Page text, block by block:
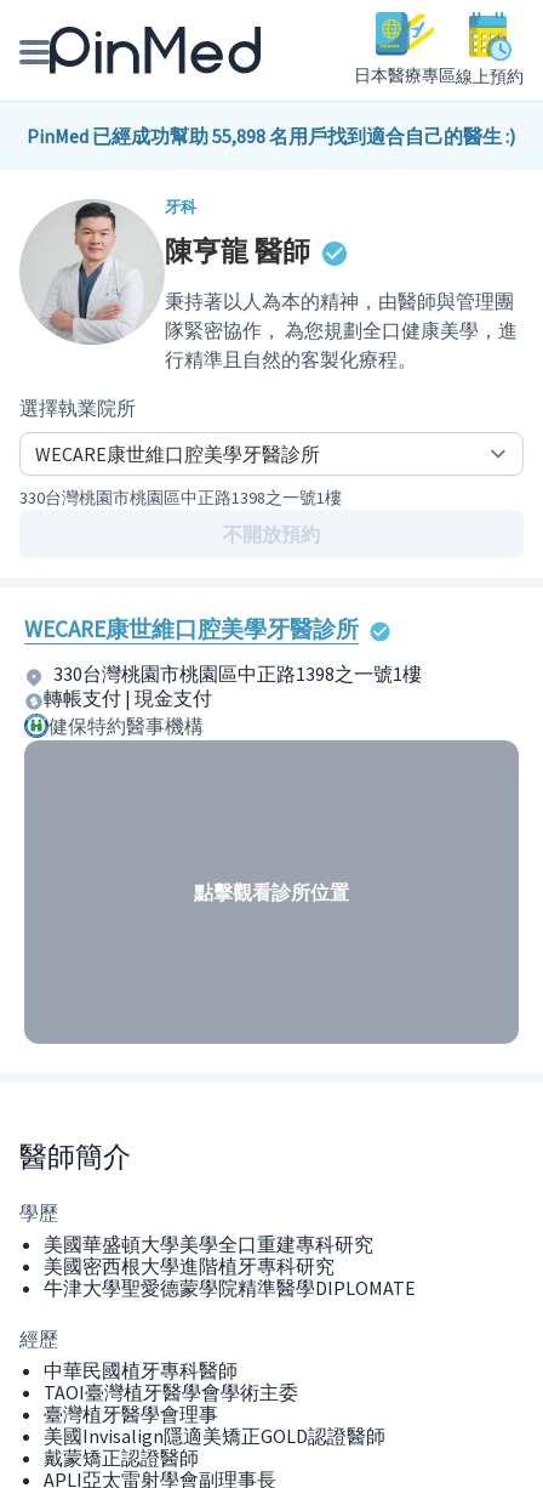
日本醫療專區線上預約
線上預約醫師、院所
醫師專欄專訪
健康主題館
我是醫療人員
PinMed 已經成功幫助 55,898 名用戶找到適合自己的醫生 :)
牙科
陳亨龍醫師
秉持著以人為本的精神，由醫師與管理團
隊緊密協作， 為您規劃全口健康美學，進
行精準且自然的客製化療程。
選擇執業院所
330台灣桃園市桃園區中正路1398之一號1樓
不開放預約
WECARE康世維口腔美學牙醫診所
330台灣桃園市桃園區中正路1398之一號1樓
轉帳支付 | 現金支付
健保特約醫事機構
點擊觀看診所位置
醫師簡介
學歷
美國華盛頓大學美學全口重建專科研究
美國密西根大學進階植牙專科研究
牛津大學聖愛德蒙學院精準醫學DIPLOMATE
經歷
中華民國植牙專科醫師
TAOI臺灣植牙醫學會學術主委
臺灣植牙醫學會理事
美國Invisalign隱適美矯正GOLD認證醫師
戴蒙矯正認證醫師
APLI亞太雷射學會副理事長